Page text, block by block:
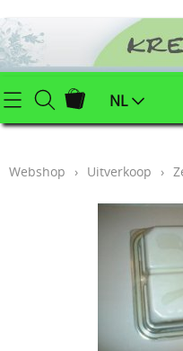
Startpagina
Klei (keramiek)
Juwelenonderdelen
Powertex
NL
Webshop › Uitverkoop ›